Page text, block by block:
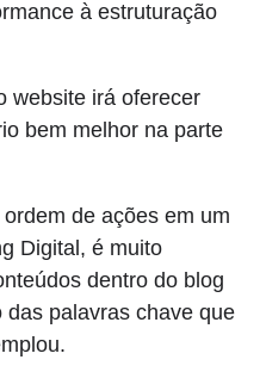
à estruturação
website irá oferecer
bem melhor na parte
de ações em um
Digital, é muito
dentro do blog
palavras chave que